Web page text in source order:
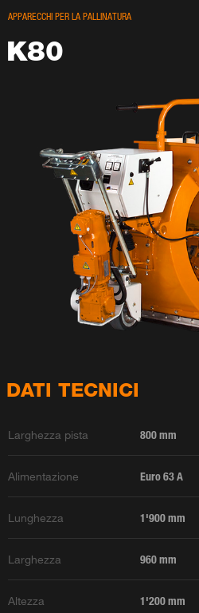
AP­PA­REC­CHI PER LA PAL­LI­NA­TU­RA
K80
DATI TECNICI
Larghezza pista 800 mm
Alimentazione Euro 63 A
Lunghezza 1'900 mm
Larghezza 960 mm
Altezza 1'200 mm